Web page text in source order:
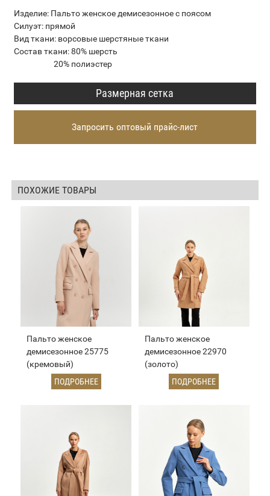
Изделие: Пальто женское демисезонное с поясом
Силуэт: прямой
Вид ткани: ворсовые шерстяные ткани
Состав ткани: 80% шерсть
20% полиэстер
Размерная сетка
Запросить оптовый прайс-лист
ПОХОЖИЕ ТОВАРЫ
Пальто женское
демисезонное 25775
(кремовый)
ПОДРОБНЕЕ
Пальто женское
демисезонное 22970
(золото)
ПОДРОБНЕЕ